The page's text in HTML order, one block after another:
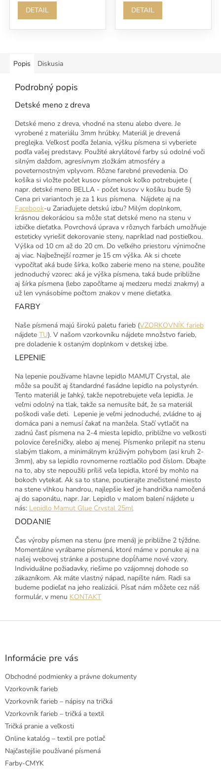
DETAIL DETAIL
Popis Diskusia
Podrobný popis
Detské meno z dreva
Detské meno z dreva, vhodné na stenu alebo dvere. Je
vyrobené z materiálu 3mm hrúbky. Materiál je drevená
preglejka. Veľkosť podľa želania, výšku písmena si vyberiete
podľa vašej predstavy. Použité akrylátové farby sú odolné voči
silným dažďom, agresívnym zložkám atmosféry a
poveternostným vplyvom. Rôzne farebné prevedenia. Do
košíka si vložte počet kusov písmenok koľko potrebujete (
napr. detské meno BELLA - počet kusov v košíku bude 5)
Cena pri variantoch je za 1 kus písmena. Nájdete aj na
Facebook-u Zariaďujete detskú izbu? Milým doplnkom,
krásnou dekoráciou sa môže stať detské meno na stenu v
izbičke dieťatka. Povrchová úprava v rôznych farbách umožňuje
esteticky vyriešiť dekorovanie steny, napríklad nad postieľkou.
Výška od 10 cm až do 20 cm. Do veľkého priestoru výnimočne
aj viac. Najbežnejší rozmer je 15 cm výška. Ak si chcete
vypočítať aká bude šírka, koľko zaberie meno na stene, použite
jednoduchý vzorec: aká je výška písmena, taká bude približne
aj šírka písmena (lebo započítame aj medzeru medzi znakmy) a
už len vynásobíme počtom znakov v mene dieťatka.
FARBY
Naše písmená majú širokú paletu farieb (VZORKOVNÍK farieb
nájdete TU). V našom vzorkovníku nájdete množstvo farieb,
pre doladenie k ostaným doplnkom v detskej izbe.
LEPENIE
Na lepenie používame hlavne lepidlo MAMUT Crystal, ale
môže sa použiť aj štandardné fasádne lepidlo na polystyrén.
Tento materiál je ľahký, takže nepotrebujete veľa lepidla. Je
veľmi odolný na tlak, takže sa nemusíte báť, že sa materiál
poškodi vaše deti. Lepenie je veľmi jednoduché, zvládne to aj
domáca pani a nemusí čakať na manžela. Stačí vytlačiť na
zadnú časť písmena na 2-4 miesta lepidlo, približne vo veľkosti
polovice čerešničky, alebo aj menej. Písmenko prilepiť na stenu
slabým tlakom, a minimálnym krúživým pohybom (asi kruh 2-
3mm), aby sa lepidlo rovnomerne roztlačilo pod číslom. Dbajte
na to, aby ste nepoužili príliš veľa lepidla, ktoré by mohlo na
bokoch vytekať. Ak sa to stane, poutierajte znečistené miesto
na stene vlhkou handrou, najlepšie keď je handrička namočená
aj do saponátu, napr. Jar. Lepidlo v malom balení nájdete u
nás: Lepidlo Mamut Glue Crystal 25ml
DODANIE
Čas výroby písmen na stenu (pre mená) je približne 2 týždne.
Momentálne vyrábame písmená, ktoré máme v ponuke aj na
našej webovej stránke a postupne dopĺňame nové vzory.
Individuálne požiadavky, riešime po vzájomnej dohode so
zákazníkom. Ak máte vlastný nápad, napíšte nám. Radi sa
budeme podieľať na jeho realizácii. Písať nám môžete cez náš
formulár, v menu KONTAKT
Z
Informácie pre vás
Obchodné podmienky a právne dokumenty
Vzorkovník farieb
Vzorkovník farieb – nápisy na tričká
Vzorkovník farieb – tričká a textil
Tričká pranie a veľkosti
Online katalóg – textil pre potlač
Najčastejšie používané písmená
Farby-CMYK